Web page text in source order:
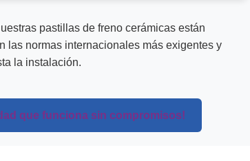
pastillas de freno cerámicas están
las normas internacionales más exigentes y
la instalación.
que funciona sin compromisos!